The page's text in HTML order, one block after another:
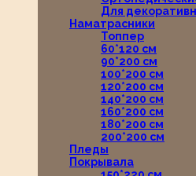
Для
Наматрасники
Топпер
60*120 см
90*200 см
100*200 см
120*200 см
140*200 см
160*200 см
180*200 см
200*200 см
Пледы
Покрывала